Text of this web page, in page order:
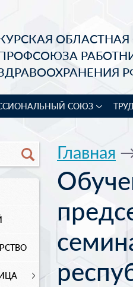
СОЮЗ
Главная